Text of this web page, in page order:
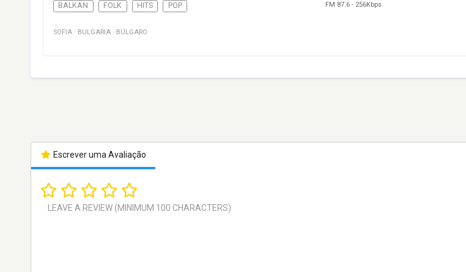
BALKAN FOLK HITS POP FM 87.6 - 256Kbps
SOFIA · BULGARIA · BÚLGARO
Escrever uma Avaliação